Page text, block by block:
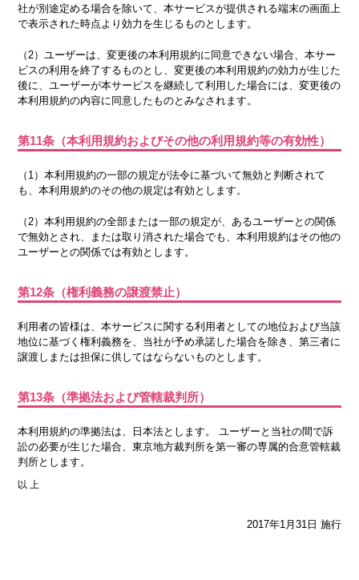
社が別途定める場合を除いて、本サービスが提供される端末の画面上
で表示された時点より効力を生じるものとします。
（2）ユーザーは、変更後の本利用規約に同意できない場合、本サー
ビスの利用を終了するものとし、変更後の本利用規約の効力が生じた
後に、ユーザーが本サービスを継続して利用した場合には、変更後の
本利用規約の内容に同意したものとみなされます。
第11条（本利用規約およびその他の利用規約等の有効性）
（1）本利用規約の一部の規定が法令に基づいて無効と判断されて
も、本利用規約のその他の規定は有効とします。
（2）本利用規約の全部または一部の規定が、あるユーザーとの関係
で無効とされ、または取り消された場合でも、本利用規約はその他の
ユーザーとの関係では有効とします。
第12条（権利義務の譲渡禁止）
利用者の皆様は、本サービスに関する利用者としての地位および当該
地位に基づく権利義務を、当社が予め承諾した場合を除き、第三者に
譲渡しまたは担保に供してはならないものとします。
第13条（準拠法および管轄裁判所）
本利用規約の準拠法は、日本法とします。 ユーザーと当社の間で訴
訟の必要が生じた場合、東京地方裁判所を第一審の専属的合意管轄裁
判所とします。
以 上
2017年1月31日 施行